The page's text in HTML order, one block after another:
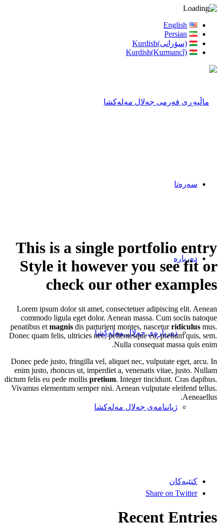
English
Persian
(سۆرانی)Kurdish
Kurdish(Kurmancî)
سەرەتا
دەربارە
دەربارەی جەلال مەلەکشا
ژیاننامەی جەلال مەلەکشا
کتێبەکان
This is a single portfolio entry
Style it however you see fit or
check our other examples
Lorem ipsum dolor sit amet, consectetuer adipiscing elit. Aenean
commodo ligula eget dolor. Aenean massa. Cum sociis natoque
penatibus et magnis dis parturient montes, nasceturridiculus mus.
Donec quam felis, ultricies nec, pellentesque eu, pretium quis, sem.
Nulla consequat massa quis enim.
Donec pede justo, fringilla vel, aliquet nec, vulputate eget, arcu. In
enim justo, rhoncus ut, imperdiet a, venenatis vitae, justo. Nullam
dictum felis eu pede mollis pretium. Integer tincidunt. Cras dapibus.
Vivamus elementum semper nisi. Aenean vulputate eleifend tellus.
Aeneaellus.
Share on Twitter
Recent Entries